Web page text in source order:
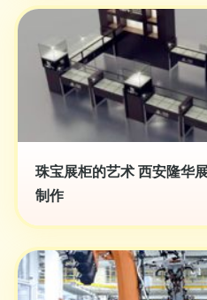
珠宝展柜的艺术 西安隆华
制作